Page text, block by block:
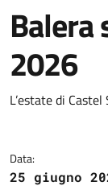
2026
Dettagli
L’estate di
Data:
25 giugno